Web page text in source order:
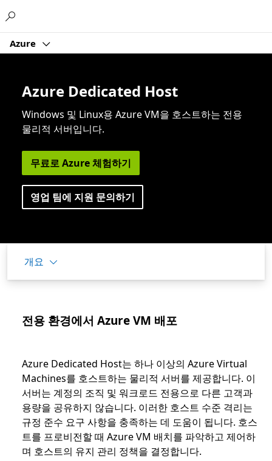
Azure
Azure Dedicated Host
Windows 및 Linux용 Azure VM을 호스트하는 전용
물리적 서버입니다.
무료로 Azure 체험하기
영업 팀에 지원 문의하기
개요
전용 환경에서 Azure VM 배포
Azure Dedicated Host는 하나 이상의 Azure Virtual
Machines를 호스트하는 물리적 서버를 제공합니다. 이
서버는 계정의 조직 및 워크로드 전용으로 다른 고객과
용량을 공유하지 않습니다. 이러한 호스트 수준 격리는
규정 준수 요구 사항을 충족하는 데 도움이 됩니다. 호스
트를 프로비전할 때 Azure VM 배치를 파악하고 제어하
며 호스트의 유지 관리 정책을 결정합니다.